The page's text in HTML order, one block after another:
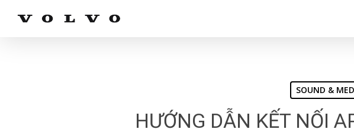
SOUND &
HƯỚNG DẪN KẾT NỐI